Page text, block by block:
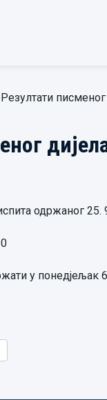
Резултати
одржаног 25.
у понедјељак